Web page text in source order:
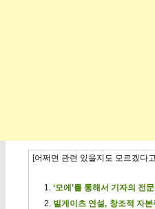
[어쩌면 관련 있을지도 모르겠다
‘모에’를 통해서 기자의 전
빌게이츠 연설, 창조적 자